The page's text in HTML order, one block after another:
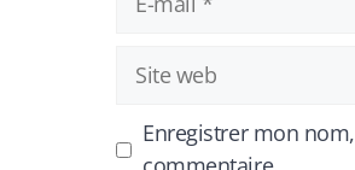
Site
Enregistrer mon